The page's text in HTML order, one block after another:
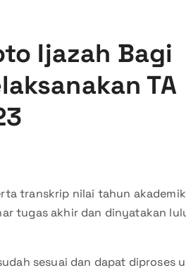
Ijazah Bagi
TA
transkrip nilai tahun
tugas akhir dan dinyatakan
sesuai dan dapat diproses